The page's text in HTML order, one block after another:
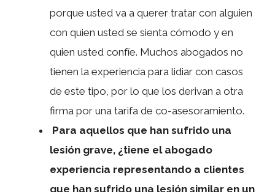
porque usted va a querer tratar con alguien
con quien usted se sienta cómodo y en
quien usted confíe. Muchos abogados no
tienen la experiencia para lidiar con casos
de este tipo, por lo que los derivan a otra
firma por una tarifa de co-asesoramiento.
Para aquellos que han sufrido una
lesión grave, ¿tiene el abogado
experiencia representando a clientes
que han sufrido una lesión similar en un